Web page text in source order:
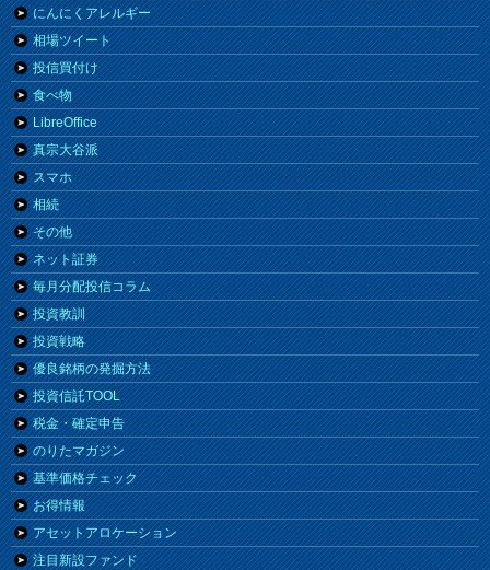
にんにくアレルギー
相場ツイート
投信買付け
食べ物
LibreOffice
真宗大谷派
スマホ
相続
その他
ネット証券
毎月分配投信コラム
投資教訓
投資戦略
優良銘柄の発掘方法
投資信託TOOL
税金・確定申告
のりたマガジン
基準価格チェック
お得情報
アセットアロケーション
注目新設ファンド